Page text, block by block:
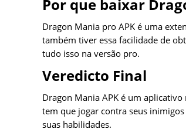
Por que baixar
Dragon Mania pro APK é uma
também tiver essa facilidade de
tudo isso na versão pro.
Veredicto Final
Dragon Mania APK é um
tem que jogar contra seus
suas habilidades.